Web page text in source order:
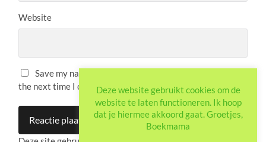
Website
Save my name, email, and website in this browser for
the next time I comment.Deze website gebruikt cookies om de
website te laten functioneren. Ik hoop
dat je hiermee akkoord gaat. Groetjes,
Boekmama